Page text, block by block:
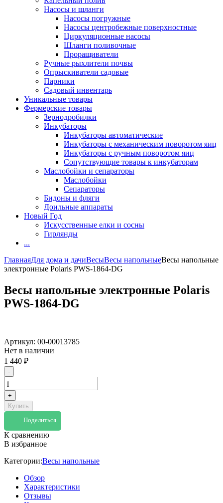
Насосы и шланги
Насосы погружные
Насосы центробежные поверхностные
Циркуляционные насосы
Шланги поливочные
Проращиватели
Ручные рыхлители почвы
Опрыскиватели садовые
Парники
Садовый инвентарь
Уникальные товары
Фермерские товары
Зернодробилки
Инкубаторы
Инкубаторы автоматические
Инкубаторы с механическим поворотом яиц
Инкубаторы с ручным поворотом яиц
Сопутствующие товары к инкубаторам
Маслобойки и сепараторы
Маслобойки
Сепараторы
Бидоны и фляги
Доильные аппараты
Новый Год
Искусственные елки и сосны
Гирлянды
...
ГлавнаяДля дома и дачиВесыВесы напольныеВесы напольные
электронные Polaris PWS-1864-DG
Весы напольные электронные Polaris
PWS-1864-DG
Артикул: 00-00013785
Нет в наличии
1 440 ₽
-
+
Купить
Поделиться
К сравнению
В избранное
Категории:Весы напольные
Обзор
Характеристики
Отзывы